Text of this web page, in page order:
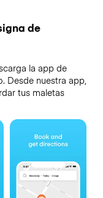
de
la app de
Desde nuestra app,
tus maletas